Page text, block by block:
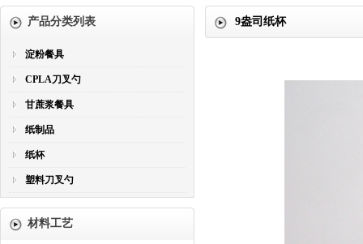
产品分类列表
淀粉餐具
CPLA刀叉勺
甘蔗浆餐具
纸制品
纸杯
塑料刀叉勺
材料工艺
9盎司纸杯